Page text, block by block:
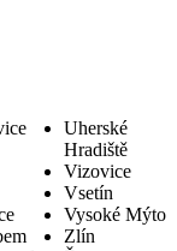
Uherské
Hradiště
Vizovice
Vsetín
Vysoké Mýto
Zlín